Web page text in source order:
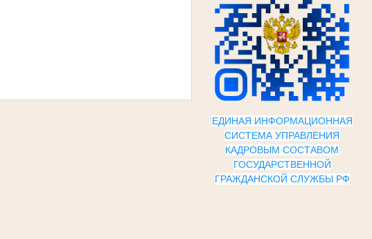
ЕДИНАЯ ИНФОРМАЦИОННАЯ
СИСТЕМА УПРАВЛЕНИЯ
КАДРОВЫМ СОСТАВОМ
ГОСУДАРСТВЕННОЙ
ГРАЖДАНСКОЙ СЛУЖБЫ РФ